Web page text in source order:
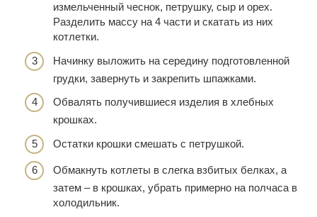
измельченный чеснок, петрушку, сыр и орех.
Разделить массу на 4 части и скатать из них
котлетки.
Начинку выложить на середину подготовленной
грудки, завернуть и закрепить шпажками.
Обвалять получившиеся изделия в хлебных
крошках.
Остатки крошки смешать с петрушкой.
Обмакнуть котлеты в слегка взбитых белках, а
затем – в крошках, убрать примерно на полчаса в
холодильник.